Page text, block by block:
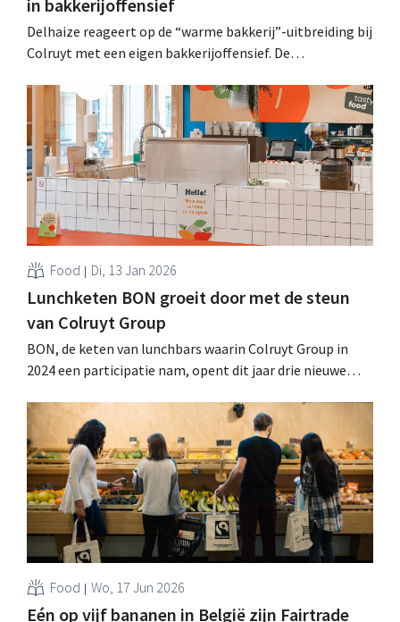
in bakkerijoffensief
Delhaize reageert op de “warme bakkerij”-uitbreiding bij
Colruyt met een eigen bakkerijoffensief. De
in meer dan 150 winkels en deelt één miljoen gratis
Food Di, 13 Jan 2026
Lunchketen BON groeit door met de steun
van Colruyt Group
BON, de keten van lunchbars waarin Colruyt Group in
2024 een participatie nam, opent dit jaar drie nieuwe
Het gemaksaanbod van het bedrijf is ook beschikbaar bij
Food Wo, 17 Jun 2026
Eén op vijf bananen in België zijn Fairtrade